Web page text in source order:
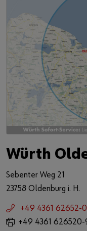
Würth
Sebenter Weg 21
23758 Oldenburg i. H.
+49 4361 62652-
+49 4361 626520-